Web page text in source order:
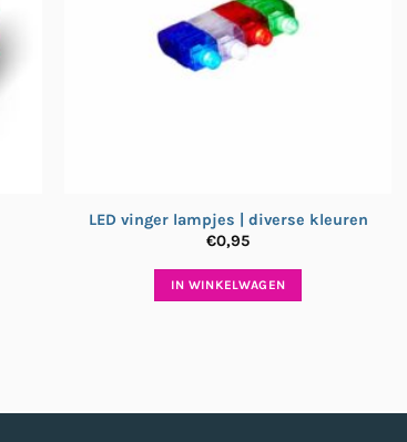
LED vinger lampjes | diverse kleuren
€0,95
IN WINKELWAGEN